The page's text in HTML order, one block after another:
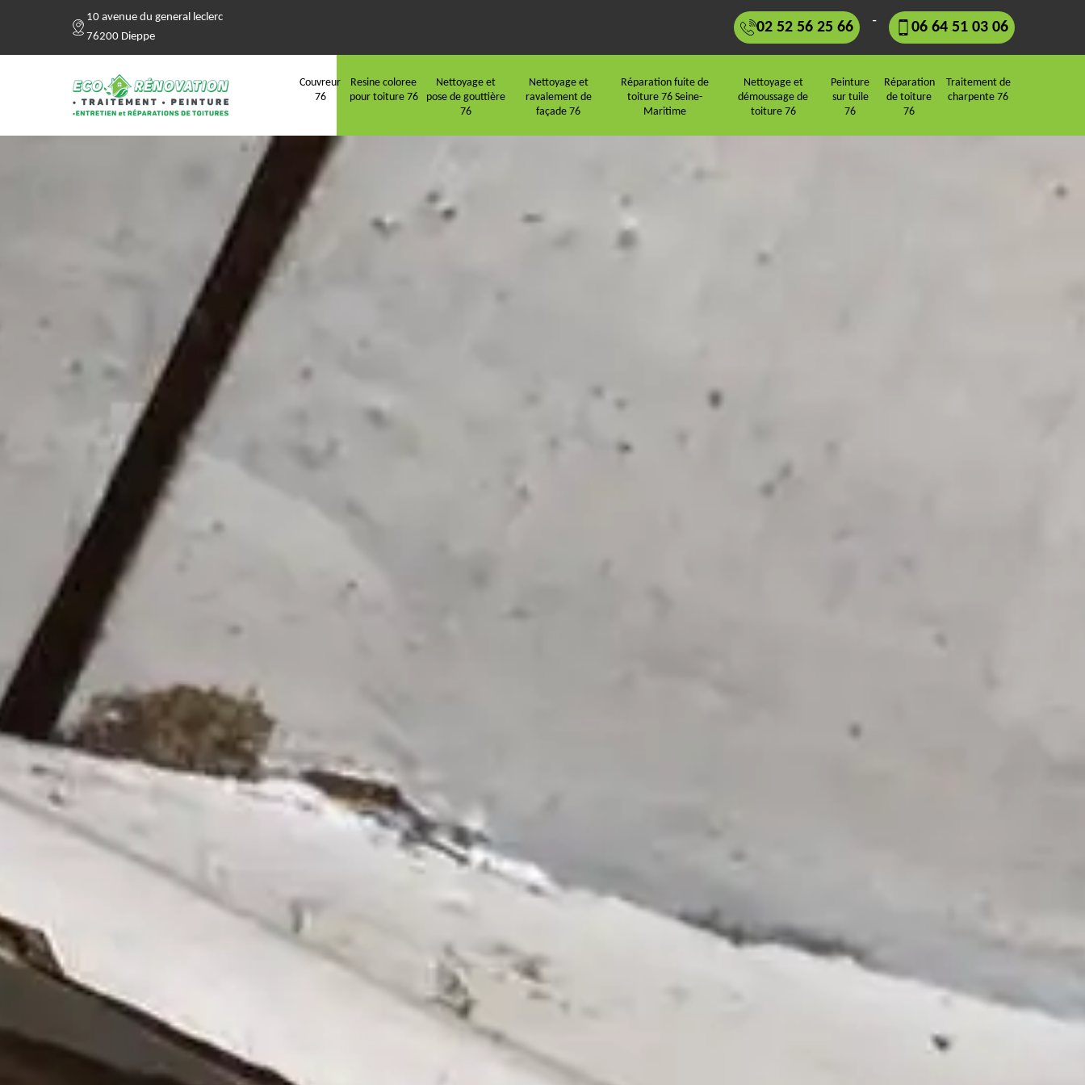
10 avenue du general leclerc
76200 Dieppe
02 52 56 25 66 - 06 64 51 03 06
Couvreur
76
Resine coloree
pour toiture 76
Nettoyage et
pose de gouttière
76
Nettoyage et
ravalement de
façade 76
Réparation fuite de
toiture 76 Seine-
Maritime
Nettoyage et
démoussage de
toiture 76
Peinture
sur tuile
76
Réparation
de toiture
76
Traitement de
charpente 76